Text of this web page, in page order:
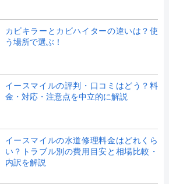
カビキラーとカビハイターの違いは？使
う場所で選ぶ！
イースマイルの評判・口コミはどう？料
金・対応・注意点を中立的に解説
イースマイルの水道修理料金はどれくら
い？トラブル別の費用目安と相場比較・
内訳を解説